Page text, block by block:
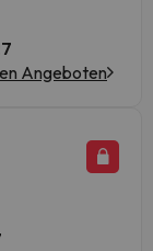
Angeboten